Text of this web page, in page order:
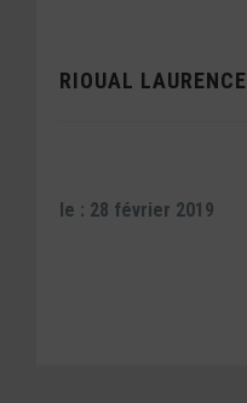
RIOUAL LAURENCE
le : 28 février 2019